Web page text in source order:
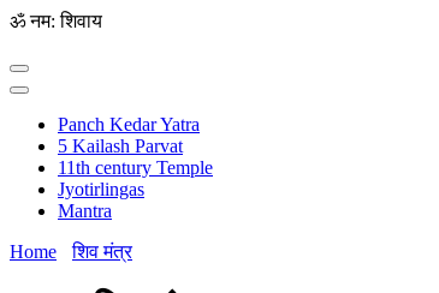
ॐ नम: शिवाय
Panch Kedar Yatra
5 Kailash Parvat
11th century Temple
Jyotirlingas
Mantra
Home
शिव मंत्र